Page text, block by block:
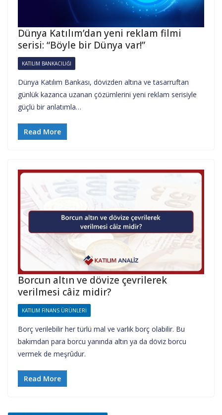
Dünya Katılım’dan yeni reklam filmi
serisi: “Böyle bir Dünya var!”
KATILIM BANKACILIĞI
Dünya Katılım Bankası, dövizden altına ve tasarruftan
günlük kazanca uzanan çözümlerini yeni reklam serisiyle
güçlü bir anlatımla…
Read More
Borcun altın ve dövize çevrilerek
verilmesi câiz midir?
KATILIM FINANS ÜRÜNLERI
Borç verilebilir her türlü mal ve varlık borç olabilir. Bu
bakımdan para borcu yanında altın ya da döviz borcu
vermek de meşrûdur.
Read More